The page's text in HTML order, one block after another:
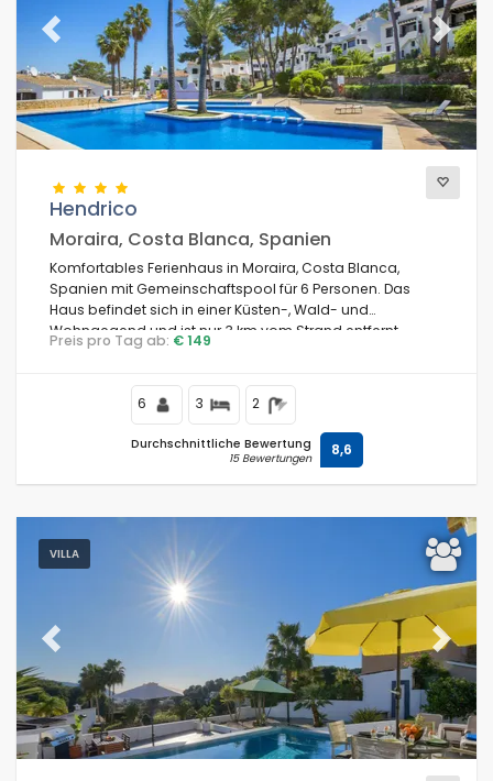
Previous Next
Hendrico
Moraira, Costa Blanca, Spanien
Komfortables Ferienhaus in Moraira, Costa Blanca,
Spanien mit Gemeinschaftspool für 6 Personen. Das
Haus befindet sich in einer Küsten-, Wald- und
Wohngegend und ist nur 3 km vom Strand entfernt.
Preis pro Tag ab: € 149
6 3 2
Durchschnittliche Bewertung
15 Bewertungen 8,6
VILLA
Previous Next